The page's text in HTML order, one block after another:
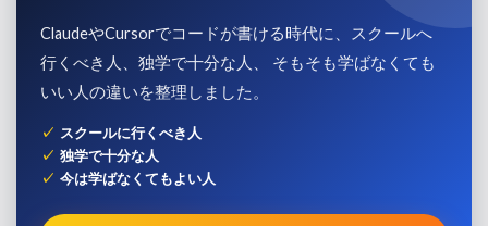
ClaudeやCursorでコードが書ける時代に、スクールへ
行くべき人、独学で十分な人、 そもそも学ばなくても
いい人の違いを整理しました。
スクールに行くべき人
独学で十分な人
今は学ばなくてもよい人